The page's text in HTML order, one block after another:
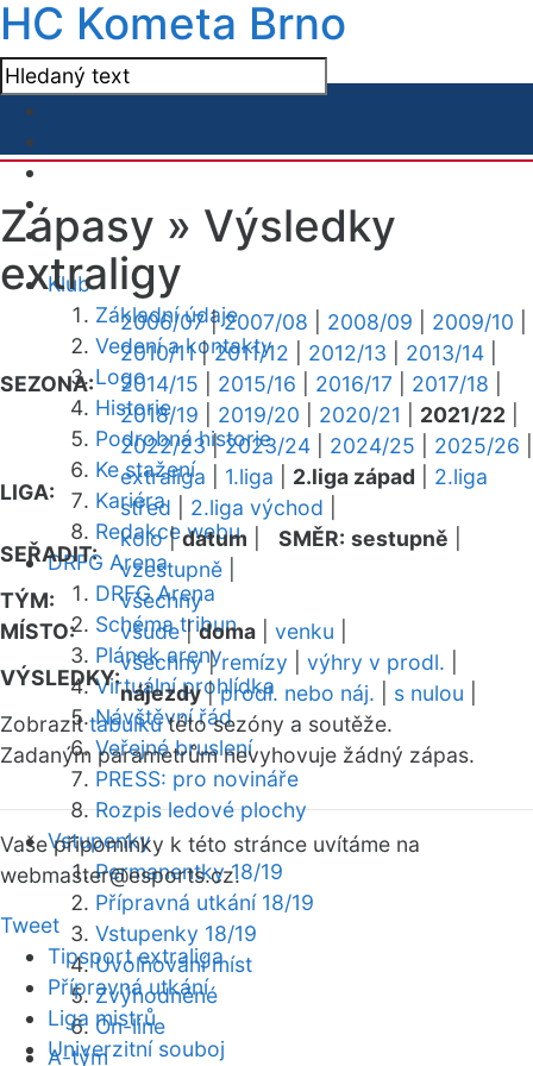
HC Kometa Brno
Klub
Základní údaje
Vedení a kontakty
Logo
Historie
Podrobná historie
Ke stažení
Kariéra
Redakce webu
DRFG Arena
DRFG Arena
Schéma tribun
Plánek areny
Virtuální prohlídka
Návštěvní řád
Veřejné bruslení
PRESS: pro novináře
Rozpis ledové plochy
Vstupenky
Permanentky 18/19
Přípravná utkání 18/19
Vstupenky 18/19
Uvolňování míst
Zvýhodněné
On-line
A-tým
Zápasy » Výsledky
extraligy
SEZONA:
2006/07|2007/08 2008/09 2009/10
2010/11|2011/12 2012/13 2013/14
2014/15
2015/16 2016/17 2017/18
2018/19
2019/20 2020/21 2021/22
2022/23|2023/24 2024/25 2025/26
LIGA:
extraliga 1.liga 2.liga západ
2.liga
střed
2.liga východ
SEŘADIT:
kolo|datum SMĚR: sestupně
vzestupně
TÝM:
všechny
MÍSTO:
všude|doma venku
VÝSLEDKY:
všechny|remízy výhry v prodl.
nájezdy|prodl. nebo náj. s nulou
Zobrazittabulkutéto sezóny a soutěže.
Zadaným parametrům nevyhovuje žádný zápas.
Vaše připomínky k této stránce uvítáme na
webmaster@esports.cz.
Tweet
Tipsport extraliga
Přípravná utkání
Liga mistrů
Univerzitní souboj